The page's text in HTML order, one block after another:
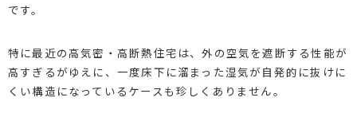
です。
特に最近の高気密・高断熱住宅は、外の空気を遮断する性能が
高すぎるがゆえに、一度床下に溜まった湿気が自発的に抜けに
くい構造になっているケースも珍しくありません。